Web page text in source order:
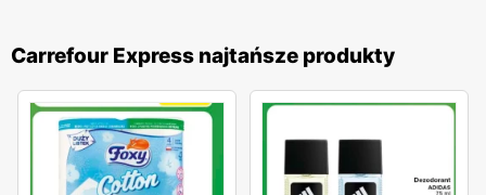
Carrefour Express najtańsze produkty